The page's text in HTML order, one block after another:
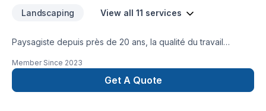
Landscaping View all 11 services
Paysagiste depuis près de 20 ans, la qualité du travail
précision sur chacun de nos projet. Que se soit pour des
remises à neuf, ou pour des constructions neuves, l'attention
reste la même. Nous visons rien de moins que la pleine
Member Since 2023
Get A Quote